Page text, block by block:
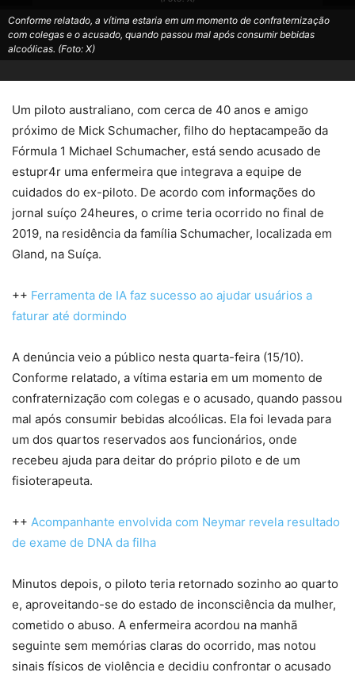
Conforme relatado, a vítima estaria em um momento de confraternização
com colegas e o acusado, quando passou mal após consumir bebidas
alcoólicas. (Foto: X)
Um piloto australiano, com cerca de 40 anos e amigo
próximo de Mick Schumacher, filho do heptacampeão da
Fórmula 1 Michael Schumacher, está sendo acusado de
estupr4r uma enfermeira que integrava a equipe de
cuidados do ex-piloto. De acordo com informações do
jornal suíço 24heures, o crime teria ocorrido no final de
2019, na residência da família Schumacher, localizada em
Gland, na Suíça.
++ Ferramenta de IA faz sucesso ao ajudar usuários a
faturar até dormindo
A denúncia veio a público nesta quarta-feira (15/10).
Conforme relatado, a vítima estaria em um momento de
confraternização com colegas e o acusado, quando passou
mal após consumir bebidas alcoólicas. Ela foi levada para
um dos quartos reservados aos funcionários, onde
recebeu ajuda para deitar do próprio piloto e de um
fisioterapeuta.
++ Acompanhante envolvida com Neymar revela resultado
de exame de DNA da filha
Minutos depois, o piloto teria retornado sozinho ao quarto
e, aproveitando-se do estado de inconsciência da mulher,
cometido o abuso. A enfermeira acordou na manhã
seguinte sem memórias claras do ocorrido, mas notou
sinais físicos de violência e decidiu confrontar o acusado